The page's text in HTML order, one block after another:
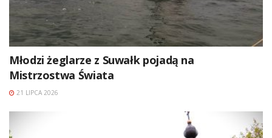
Młodzi żeglarze z Suwałk pojadą na
Mistrzostwa Świata
21 LIPCA 2026